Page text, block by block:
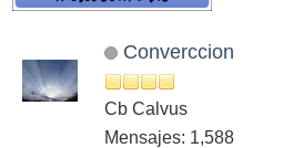
Converccion
Cb Calvus
Mensajes: 1,588